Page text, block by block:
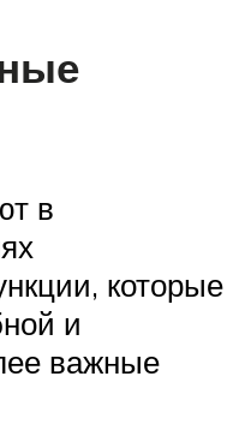
в
которые
и
важные